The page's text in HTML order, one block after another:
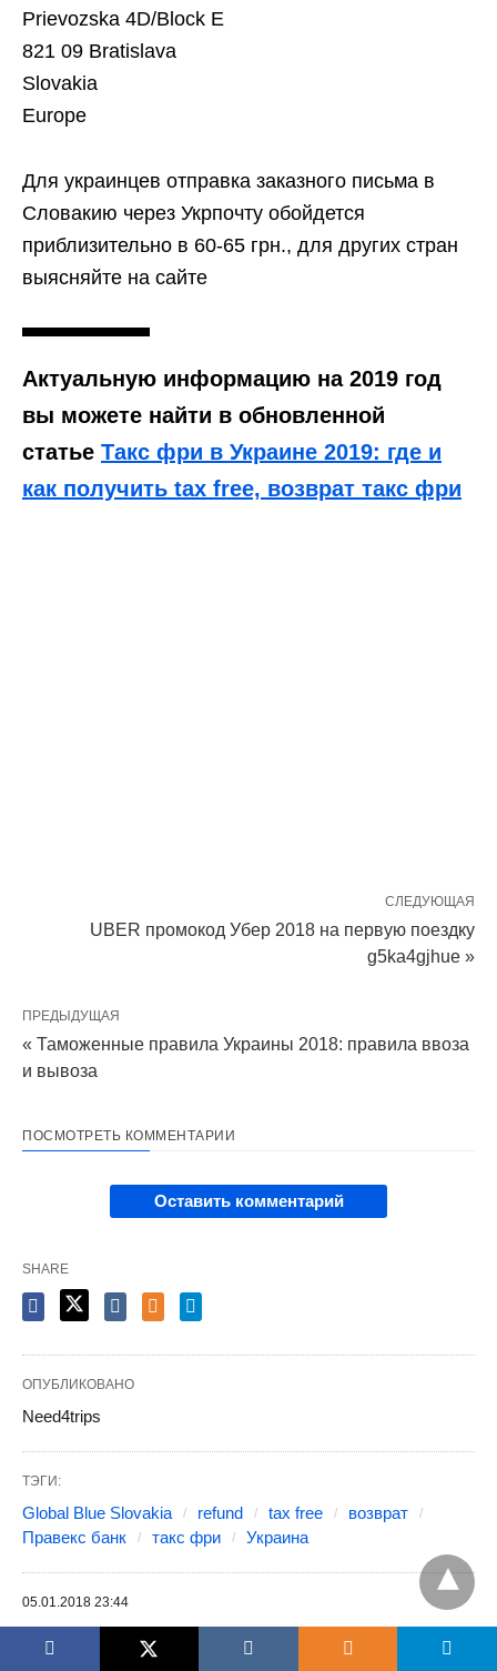
Prievozska 4D/Block E
821 09 Bratislava
Slovakia
Europe
Для украинцев отправка заказного письма в
Словакию через Укрпочту обойдется
приблизительно в 60-65 грн., для других стран
выясняйте на сайте
Актуальную информацию на 2019 год
вы можете найти в обновленной
статье Такс фри в Украине 2019: где и
как получить tax free, возврат такс фри
СЛЕДУЮЩАЯ
UBER промокод Убер 2018 на первую поездку
g5ka4gjhue »
ПРЕДЫДУЩАЯ
« Таможенные правила Украины 2018: правила ввоза
и вывоза
ПОСМОТРЕТЬ КОММЕНТАРИИ
Оставить комментарий
SHARE
ОПУБЛИКОВАНО
Need4trips
ТЭГИ:
Global Blue Slovakia refund tax free
возврат
Правекс банк
такс фри Украина
05.01.2018 23:44